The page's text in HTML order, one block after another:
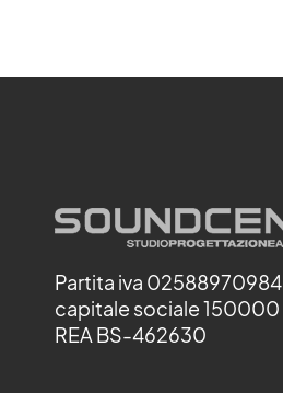
Partita iva 02588970984
capitale sociale 150000
REA BS-462630